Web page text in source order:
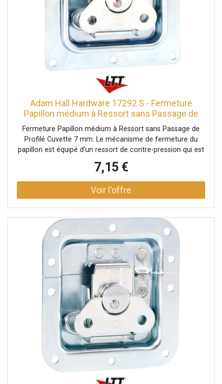
Adam Hall Hardware 17292 S - Fermeture
Papillon médium à Ressort sans Passage de
Profilé - Serrures
Fermeture Papillon médium à Ressort sans Passage de
Profilé Cuvette 7 mm: Le mécanisme de fermeture du
papillon est équipé d'un ressort de contre-pression qui est
automatiquement guidé vers l'extérieur dans sa position
d'ouverture d'environ 30º. En cas d'exigences
supplémentaires, le crochet de verrouillage peut
également être déplacé vers l'extérieur. Données
galvanisé, Ø trous de fixation: 5,1 mm, Verrouillable: Non,
Type cuvette: non cranté, Taille cuvette: moyen,
Profondeur cuvette: 7 mm, Protection par rivets: Non,
avec passage de profilé: Oui, Fonction Push-Flat: Non,
Poids: 0,255 kg, Informations complémentaires: avec bord
de protection
7,15 €